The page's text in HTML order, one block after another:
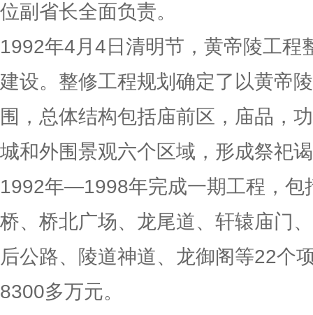
位副省长全面负责。
1992年4月4日清明节，黄帝陵工程
建设。整修工程规划确定了以黄帝
围，总体结构包括庙前区，庙品，
城和外围景观六个区域，形成祭祀
1992年—1998年完成一期工程，包
桥、桥北广场、龙尾道、轩辕庙门
后公路、陵道神道、龙御阁等22个
8300多万元。